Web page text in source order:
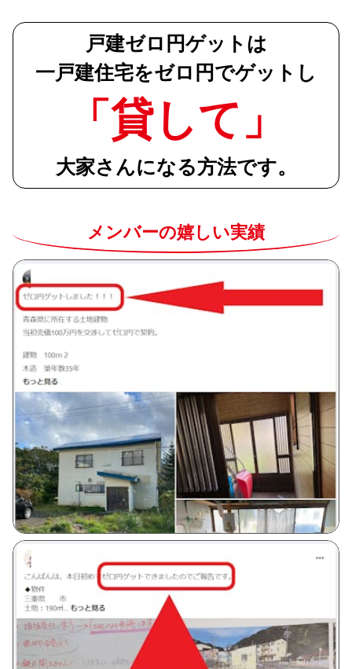
戸建ゼロ円ゲットは
一戸建住宅をゼロ円でゲットし
「貸して」
大家さんになる方法です。
メンバーの嬉しい実績